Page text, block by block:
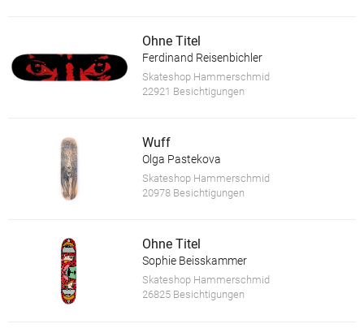
Ohne Titel
Ferdinand Reisenbichler
Skateshop Hammerschmid
22921 Besichtigungen
Wuff
Olga Pastekova
Skateshop Hammerschmid
20978 Besichtigungen
Ohne Titel
Sophie Beisskammer
Skateshop Hammerschmid
26825 Besichtigungen